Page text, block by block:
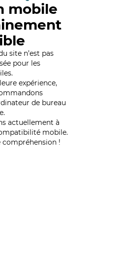
mobile
site n’est pas
pour les
expérience,
de bureau
actuellement à
mobile.
compréhension !